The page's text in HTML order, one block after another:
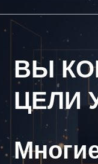
ВЫ
ЦЕЛИ